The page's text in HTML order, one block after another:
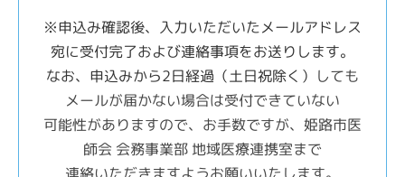
※申込み確認後、入力いただいたメールアドレス
宛に受付完了および連絡事項をお送りします。
なお、申込みから2日経過（土日祝除く） しても
メールが届かない場合は受付できていない
可能性がありますので、お手数ですが、姫路市医
師会 会務事業部 地域医療連携室まで